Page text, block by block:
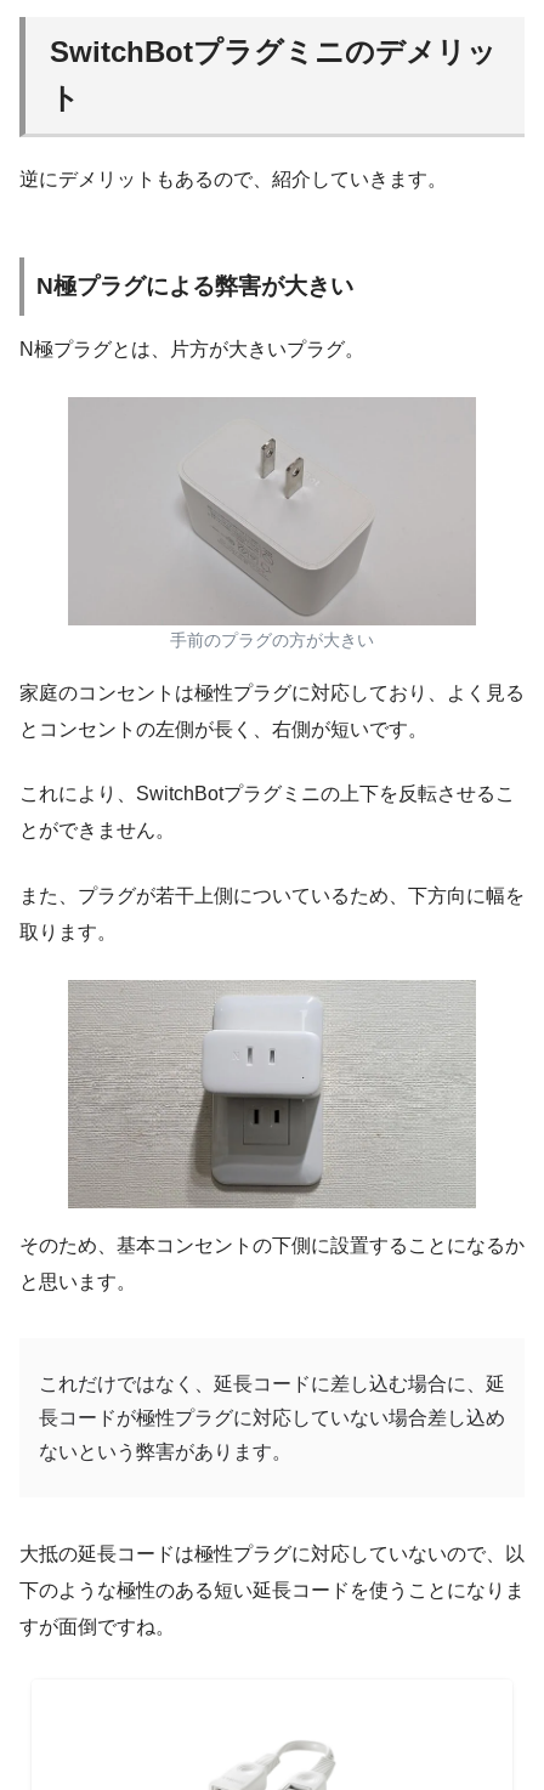
SwitchBotプラグミニのデメリッ
ト
逆にデメリットもあるので、紹介していきます。
N極プラグによる弊害が大きい
N極プラグとは、片方が大きいプラグ。
手前のプラグの方が大きい
家庭のコンセントは極性プラグに対応しており、よく見る
とコンセントの左側が長く、右側が短いです。
これにより、SwitchBotプラグミニの上下を反転させるこ
とができません。
また、プラグが若干上側についているため、下方向に幅を
取ります。
そのため、基本コンセントの下側に設置することになるか
と思います。
これだけではなく、延長コードに差し込む場合に、延
長コードが極性プラグに対応していない場合差し込め
ないという弊害があります。
大抵の延長コードは極性プラグに対応していないので、以
下のような極性のある短い延長コードを使うことになりま
すが面倒ですね。